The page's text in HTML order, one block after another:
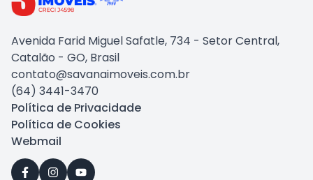
Avenida Farid Miguel Safatle, 734 - Setor Central,
Catalão - GO, Brasil
contato@savanaimoveis.com.br
(64) 3441-3470
Política de Privacidade
Política de Cookies
Webmail